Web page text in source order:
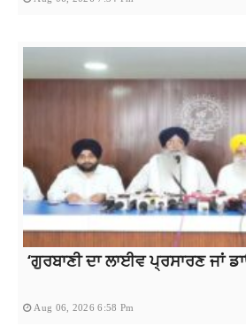
‘ਗੁਰਬਾਣੀ ਦਾ ਲਾਈਵ ਪ੍ਰਸਾਰਣ ਜਾਂ
Aug 06, 2026 6:58 Pm